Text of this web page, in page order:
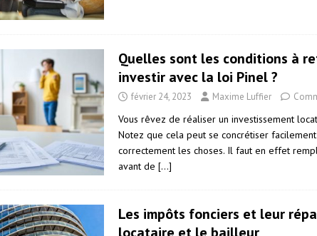
Quelles sont les conditions à
investir avec la loi Pinel ?
février 24, 2023 Maxime Luffier
Vous rêvez de réaliser un investissement
Notez que cela peut se concrétiser
correctement les choses. Il faut en effet
avant de […]
Les impôts fonciers et leur